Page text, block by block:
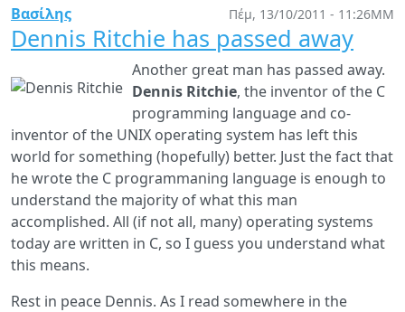
Πέμ, 13/10/2011 - 11:26ΜΜ
Βασίλης
Dennis Ritchie has passed away
Another great man has passed away.
Dennis Ritchie, the inventor of the C
programming language and co-
inventor of the UNIX operating system has left this
world for something (hopefully) better. Just the fact that
he wrote the C programmaning language is enough to
understand the majority of what this man
accomplished. All (if not all, many) operating systems
today are written in C, so I guess you understand what
this means.
Rest in peace Dennis. As I read somewhere in the